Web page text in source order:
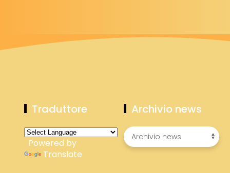
Traduttore
Powered by
Translate
Archivio news